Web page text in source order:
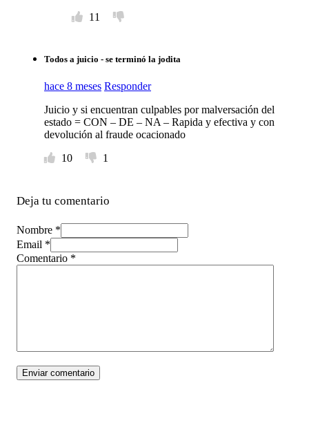
11
Todos a juicio - se terminó la jodita
hace 8 meses Responder
Juicio y si encuentran culpables por malversación del
estado = CON – DE – NA – Rapida y efectiva y con
devolución al fraude ocacionado
10
1
Deja tu comentario
Nombre *
Email *
Comentario *